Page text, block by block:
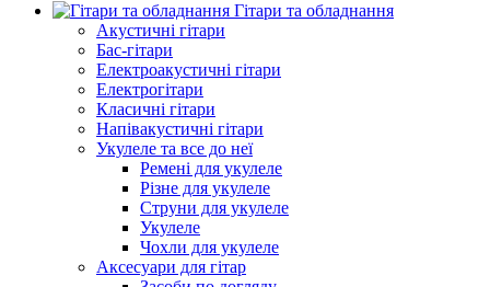
Гітари та обладнання
Акустичні гітари
Бас-гітари
Електроакустичні гітари
Електрогітари
Класичні гітари
Напівакустичні гітари
Укулеле та все до неї
Ремені для укулеле
Різне для укулеле
Струни для укулеле
Укулеле
Чохли для укулеле
Аксесуари для гітар